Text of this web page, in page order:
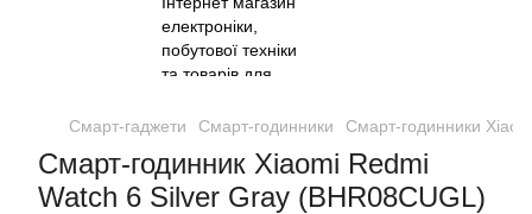
Смарт-гаджети Смарт-годинники Смарт-годинники
Смарт-годинник Xiaomi Redmi
Watch 6 Silver Gray (BHR08CUGL)